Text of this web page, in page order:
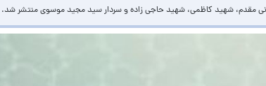
مقدم، شهید کاظمی، شهید حاجی زاده و سردار سید مجید موسوی منتشر شد.